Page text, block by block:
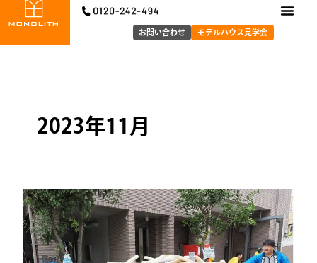
容
モデルハウス見学会
お問い合わせ
2023年11月